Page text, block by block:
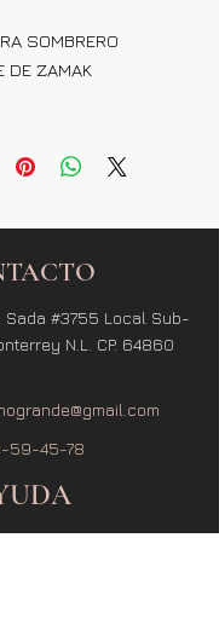
SOMBRERO
DE ZAMAK
Sada #3755 Local Sub-
N.L. CP. 64860
59-45-78